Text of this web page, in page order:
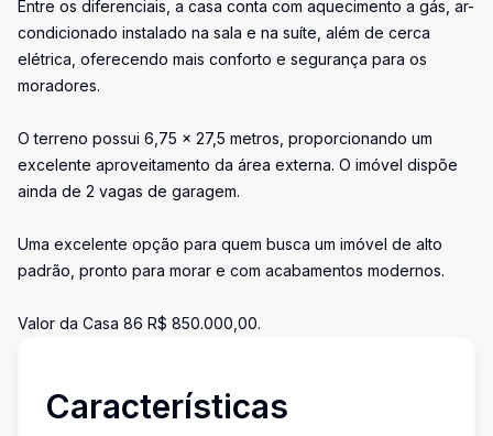
Entre os diferenciais, a casa conta com aquecimento a gás, ar-
condicionado instalado na sala e na suíte, além de cerca
elétrica, oferecendo mais conforto e segurança para os
moradores.
O terreno possui 6,75 x 27,5 metros, proporcionando um
excelente aproveitamento da área externa. O imóvel dispõe
ainda de 2 vagas de garagem.
Uma excelente opção para quem busca um imóvel de alto
padrão, pronto para morar e com acabamentos modernos.
Valor da Casa 86 R$ 850.000,00.
Características